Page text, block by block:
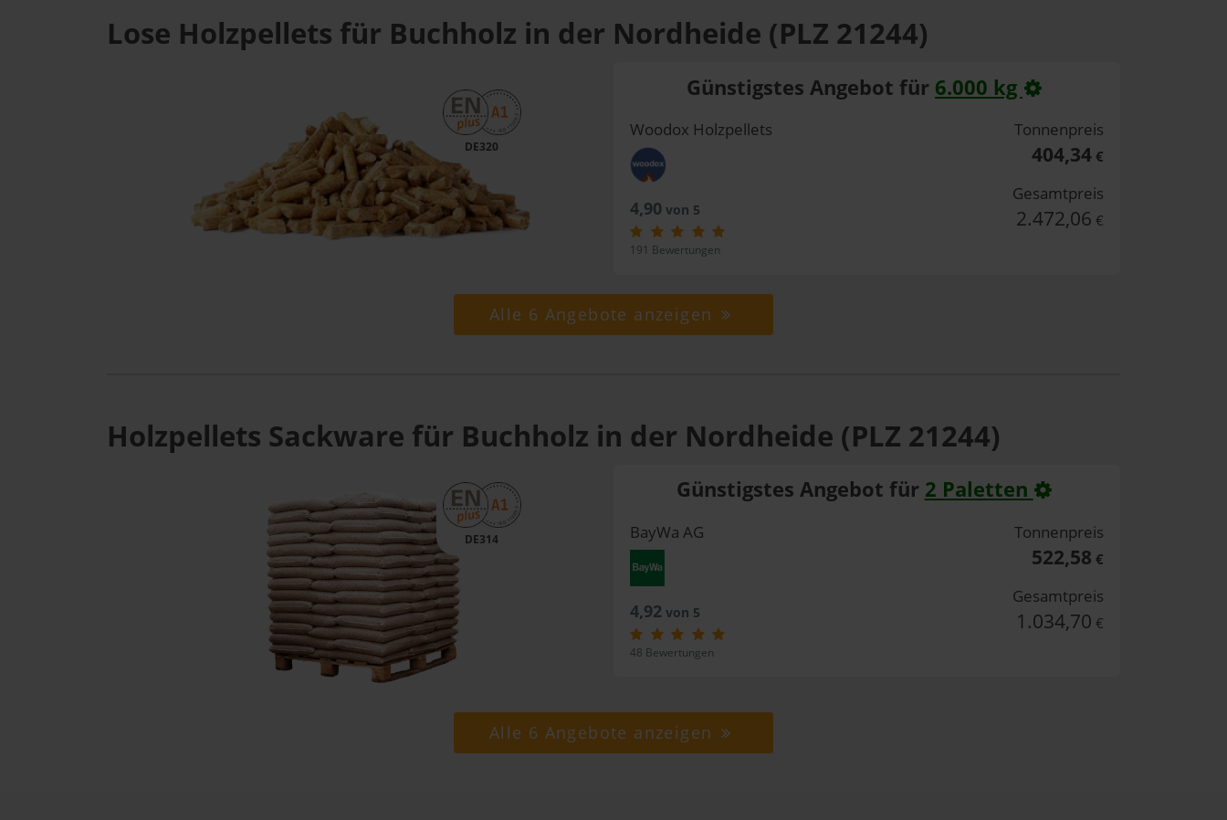
Lose Holzpellets für Buchholz in der Nordheide (PLZ 21244)
DE320
Günstigstes Angebot für 6.000 kg
Woodox Holzpellets
4,90 von 5
191 Bewertungen
Tonnenpreis
404,34€
Gesamtpreis
2.472,06 €
Alle 6 Angebote anzeigen
Holzpellets Sackware für Buchholz in der Nordheide (PLZ 21244)
DE314
Günstigstes Angebot für 2 Paletten
BayWa AG
4,92von 5
48 Bewertungen
Tonnenpreis
522,58 €
Gesamtpreis
1.034,70 €
Alle 6 Angebote anzeigen